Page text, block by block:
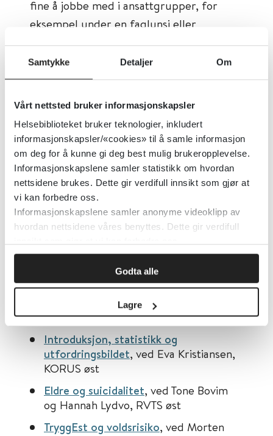
Samtykke Detaljer Om
Vårt nettsted bruker informasjonskapsler
Helsebiblioteket bruker teknologier, inkludert
informasjonskapsler/«cookies» til å samle informasjon
om deg for å kunne gi deg best mulig brukeropplevelse.
Informasjonskapslene samler statistikk om hvordan
nettsidene brukes. Dette gir verdifull innsikt som gjør at
vi kan forbedre oss.
Informasjonskapslene samler anonyme videoklipp av
hvordan nettsidene våres benyttes. Dette gir verdifull
Godta alle
Lagre
fine å jobbe med i ansattgrupper, for
eksempel under en faglunsj eller
lignende, forteller Kristiansen.
Målgruppen er bred, selv om fokuset
– Vi har først og fremst laget serien for
ansatte på sykehjem og i
hjemmetjenester, men den er aktuell for
alle som jobber med eldre, og som ønsker
faglig påfyll om eldre, rus og legemidler,
sier Evenby.
Syv episoder
Gjennom våren og høsten i 2025 ble
følgende episoder produsert:
Introduksjon, statistikk og
utfordringsbildet, ved Eva Kristiansen,
KORUS øst
Eldre og suicidalitet, ved Tone Bovim
og Hannah Lydvo, RVTS øst
TryggEst og voldsrisiko, ved Morten